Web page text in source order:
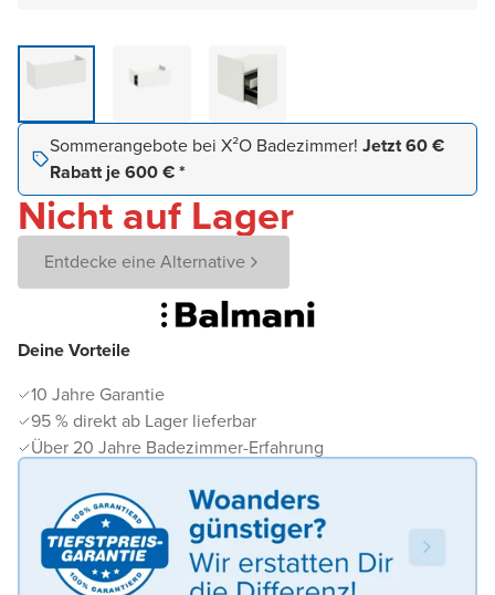
Deine Vorteile
10 Jahre Garantie
95 % direkt ab Lager lieferbar
Über 20 Jahre Badezimmer-Erfahrung
Sommerangebote bei X²O Badezimmer! Jetzt 60 €
Rabatt je 600 € *
Nicht auf Lager
Entdecke eine Alternative